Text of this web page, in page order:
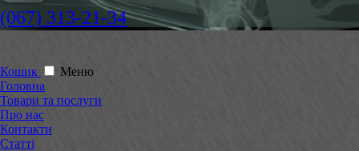
(067) 313-21-34
Кошик
Меню
Головна
Товари та послуги
Про нас
Контакти
Статті